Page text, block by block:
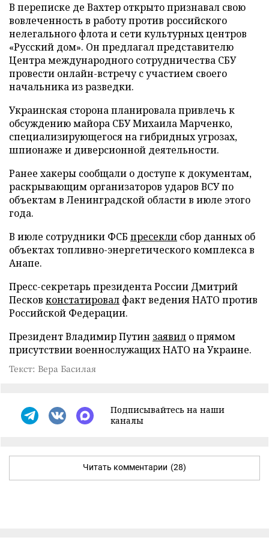
В переписке де Вахтер открыто признавал свою
вовлеченность в работу против российского
нелегального флота и сети культурных центров
«Русский дом». Он предлагал представителю
Центра международного сотрудничества СБУ
провести онлайн-встречу с участием своего
начальника из разведки.
Украинская сторона планировала привлечь к
обсуждению майора СБУ Михаила Марченко,
специализирующегося на гибридных угрозах,
шпионаже и диверсионной деятельности.
Ранее хакеры сообщали о доступе к документам,
раскрывающим организаторов ударов ВСУ по
объектам в Ленинградской области в июле этого
года.
В июле сотрудники ФСБ пресекли сбор данных об
объектах топливно-энергетического комплекса в
Анапе.
Пресс-секретарь президента России Дмитрий
Песков констатировал факт ведения НАТО против
Российской Федерации.
Президент Владимир Путин заявил о прямом
присутствии военнослужащих НАТО на Украине.
Текст: Вера Басилая
Подписывайтесь на наши
каналы
Читать комментарии (28)